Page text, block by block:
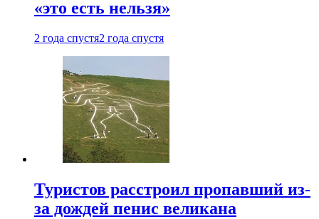
«это есть нельзя»
2 года спустя2 года спустя
Туристов расстроил пропавший из-
за дождей пенис великана